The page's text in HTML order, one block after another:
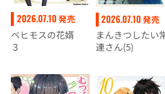
2026.07.10発売
ベヒモスの花婿
３
2026.07.10発売
まんきつしたい
連さん(5)